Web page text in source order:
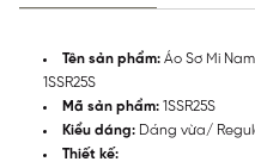
Tên sản phẩm: Áo Sơ Mi
1SSR25S
Mã sản phẩm: 1SSR25S
Kiểu dáng: Dáng vừa/
Thiết kế: